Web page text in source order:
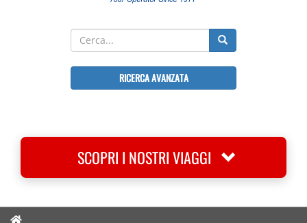
RICERCA AVANZATA
SCOPRI I NOSTRI VIAGGI